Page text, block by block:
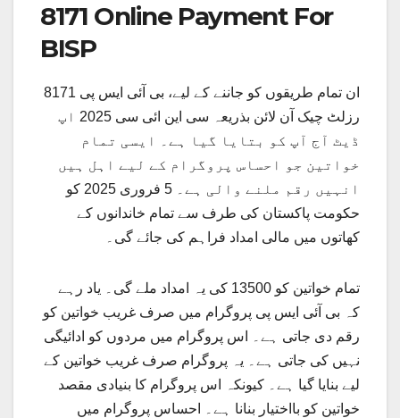
8171 Online Payment For
BISP
ان تمام طریقوں کو جاننے کے لیے، بی آئی ایس پی 8171
رزلٹ چیک آن لائن بذریعہ سی این ائی سی 2025 اپ
ڈیٹ آج آپ کو بتایا گیا ہے۔ ایسی تمام
خواتین جو احساس پروگرام کے لیے اہل ہیں
انہیں رقم ملنے والی ہے۔ 5 فروری 2025 کو
حکومت پاکستان کی طرف سے تمام خاندانوں کے
کھاتوں میں مالی امداد فراہم کی جائے گی۔
تمام خواتین کو 13500 کی یہ امداد ملے گی۔ یاد رہے
کہ بی آئی ایس پی پروگرام میں صرف غریب خواتین کو
رقم دی جاتی ہے۔ اس پروگرام میں مردوں کو ادائیگی
نہیں کی جاتی ہے۔ یہ پروگرام صرف غریب خواتین کے
لیے بنایا گیا ہے۔ کیونکہ اس پروگرام کا بنیادی مقصد
خواتین کو بااختیار بنانا ہے۔ احساس پروگرام میں